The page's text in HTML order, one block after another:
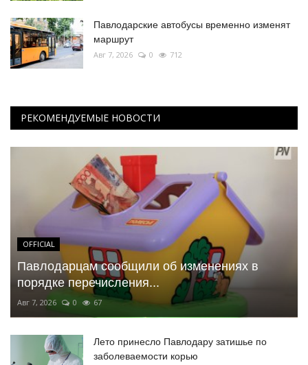
Павлодарские автобусы временно изменят
маршрут
Авг 7, 2026 0 712
РЕКОМЕНДУЕМЫЕ НОВОСТИ
OFFICIAL
Павлодарцам сообщили об изменениях в
порядке перечисления...
Авг 7, 2026 0 67
Лето принесло Павлодару затишье по
заболеваемости корью